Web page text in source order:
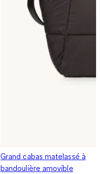
Grand cabas matelassé à
bandoulière amovible